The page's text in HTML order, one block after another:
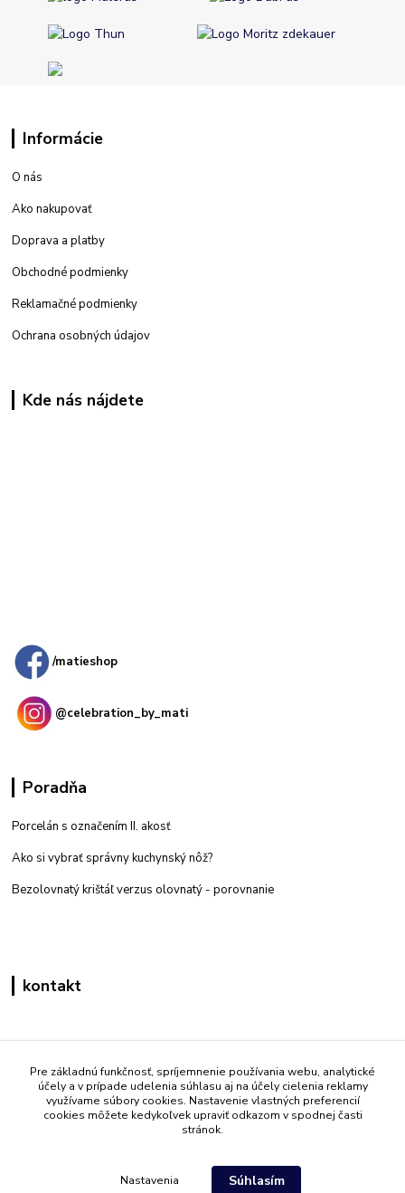
Informácie
O nás
Ako nakupovať
Doprava a platby
Obchodné podmienky
Reklamačné podmienky
Ochrana osobných údajov
Kde nás nájdete
/matieshop
@celebration_by_mati
Poradňa
Porcelán s označením II. akosť
Ako si vybrať správny kuchynský nôž?
Bezolovnatý krištáľ verzus olovnatý - porovnanie
kontakt
+421 908 861 051
(Po - Pia 7:30-15:30)
info@mati.sk
Pre základnú funkčnosť, spríjemnenie používania webu, analytické
účely a v prípade udelenia súhlasu aj na účely cielenia reklamy
využívame súbory cookies. Nastavenie vlastných preferencií
cookies môžete kedykoľvek upraviť odkazom v spodnej časti
stránok.
Nastavenia Súhlasím